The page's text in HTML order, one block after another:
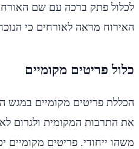
לכלול פתק ברכה עם שם
האירוח מראה לאורחים כי
כלול פריטים מקומיים
הכללת פריטים מקומיים במגש
את התרבות המקומית ולגרום
משהו ייחודי. פריטים מקומיים